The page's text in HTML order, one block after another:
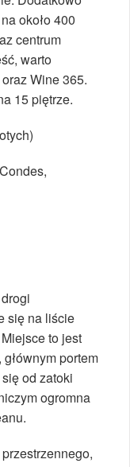
około 400
centrum
warto
Wine 365.
15 piętrze.
się na liście
to jest
portem
od zatoki
ogromna